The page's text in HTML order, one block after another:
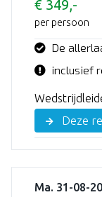
€ 349,-
per persoon
De
inclusief
Deze
Ma. 31-08-